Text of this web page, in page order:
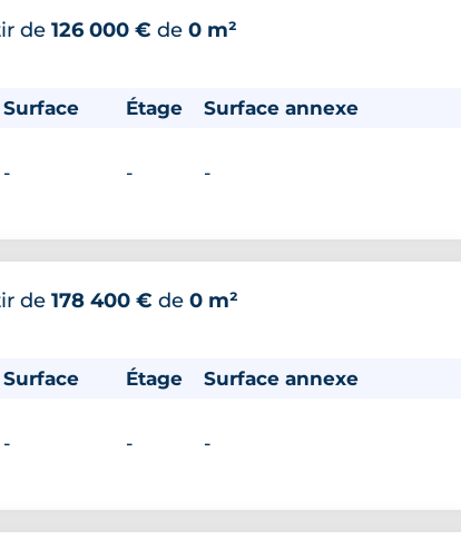
de 126 000 € de 0 m²
Surface Étage Surface annexe
- - -
de 178 400 € de 0 m²
Surface Étage Surface annexe
- - -